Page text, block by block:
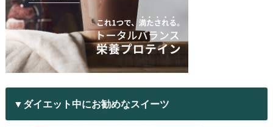
▼ダイエット中にお勧めなスイーツ